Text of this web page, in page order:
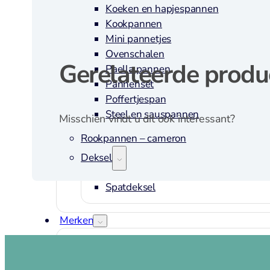
Koeken en hapjespannen
Kookpannen
Mini pannetjes
Ovenschalen
Paella pannen
Pannenset
Poffertjespan
Steel en sauspannen
Rookpannen – cameron
Deksels
Spatdeksel
Merken
Gerelateerde
Misschien vindt u dit ook interessant?